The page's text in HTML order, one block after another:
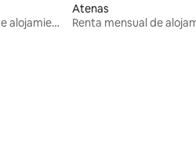
Renta mensual de alojamientos
Atenas